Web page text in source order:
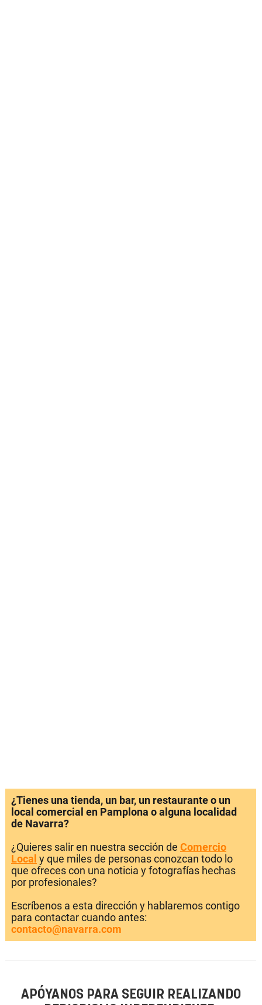
¿Tienes una tienda, un bar, un restaurante o un
local comercial en Pamplona o alguna localidad
de Navarra?
¿Quieres salir en nuestra sección de Comercio
Local y que miles de personas conozcan todo lo
que ofreces con una noticia y fotografías hechas
por profesionales?
Escríbenos a esta dirección y hablaremos contigo
para contactar cuando antes:
contacto@navarra.com
APÓYANOS PARA SEGUIR REALIZANDO